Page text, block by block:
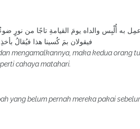
به أُلْبِس والداه يومَ القيامةِ تاجًا من نورٍ
فيقولان بمَ كُسينا هذا فيُقالُ
mengamalkannya, maka kedua orang
cahaya matahari.
yang belum pernah mereka pakai